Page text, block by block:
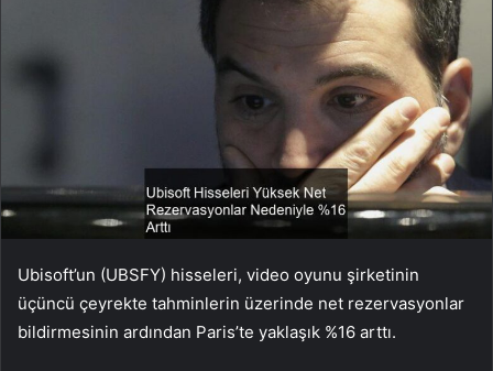
Ubisoft’un (UBSFY) hisseleri, video oyunu şirketinin
üçüncü çeyrekte tahminlerin üzerinde net rezervasyonlar
bildirmesinin ardından Paris’te yaklaşık %16 arttı.